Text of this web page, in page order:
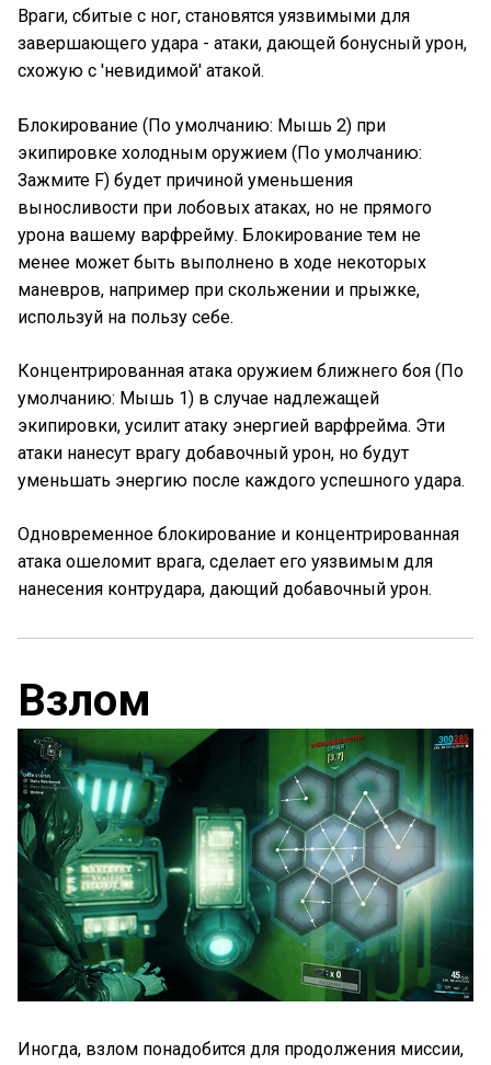
Враги, сбитые с ног, становятся уязвимыми для
завершающего удара - атаки, дающей бонусный урон,
схожую с 'невидимой' атакой.
Блокирование (По умолчанию: Мышь 2) при
экипировке холодным оружием (По умолчанию:
Зажмите F) будет причиной уменьшения
выносливости при лобовых атаках, но не прямого
урона вашему варфрейму. Блокирование тем не
менее может быть выполнено в ходе некоторых
маневров, например при скольжении и прыжке,
используй на пользу себе.
Концентрированная атака оружием ближнего боя (По
умолчанию: Мышь 1) в случае надлежащей
экипировки, усилит атаку энергией варфрейма. Эти
атаки нанесут врагу добавочный урон, но будут
уменьшать энергию после каждого успешного удара.
Одновременное блокирование и концентрированная
атака ошеломит врага, сделает его уязвимым для
нанесения контрудара, дающий добавочный урон.
Взлом
Иногда, взлом понадобится для продолжения миссии,